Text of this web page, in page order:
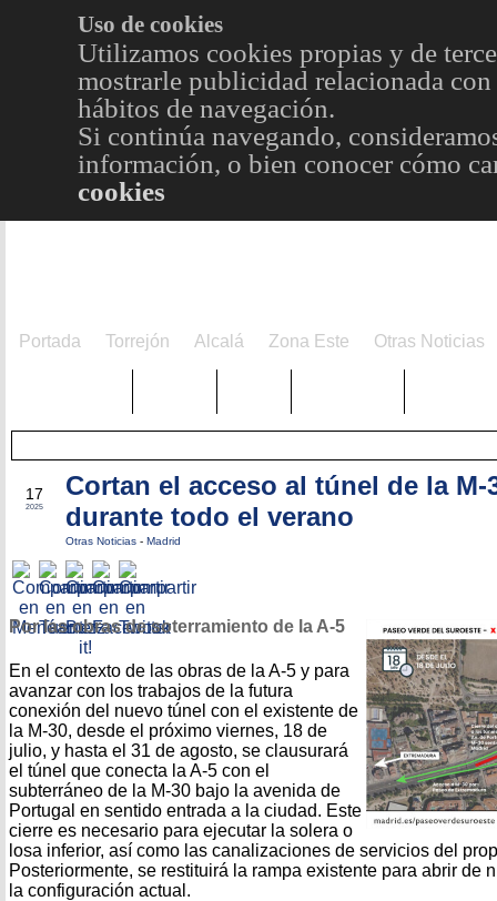
Uso de cookies
Utilizamos cookies propias y de
mostrarle publicidad relacionada
hábitos de navegación.
Si continúa navegando,
información, o bien conocer cómo
cookies
Portada Torrejón Alcalá Zona Este Otras Noticias
17
2025
Cortan el acceso al túnel de la M-
durante todo el verano
Otras Noticias - Madrid
Por las obras de soterramiento de la A-5
En el contexto de las obras de la A-5 y para
avanzar con los trabajos de la futura
conexión del nuevo túnel con el existente de
la M-30, desde el próximo viernes, 18 de
julio, y hasta el 31 de agosto, se clausurará
el túnel que conecta la A-5 con el
subterráneo de la M-30 bajo la avenida de
Portugal en sentido entrada a la ciudad. Este
cierre es necesario para ejecutar la solera o
losa inferior, así como las canalizaciones de servicios del
Posteriormente, se restituirá la rampa existente para abrir de
la configuración actual.